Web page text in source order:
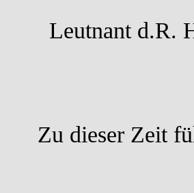
Leutnant d.R.
Zu dieser Zeit